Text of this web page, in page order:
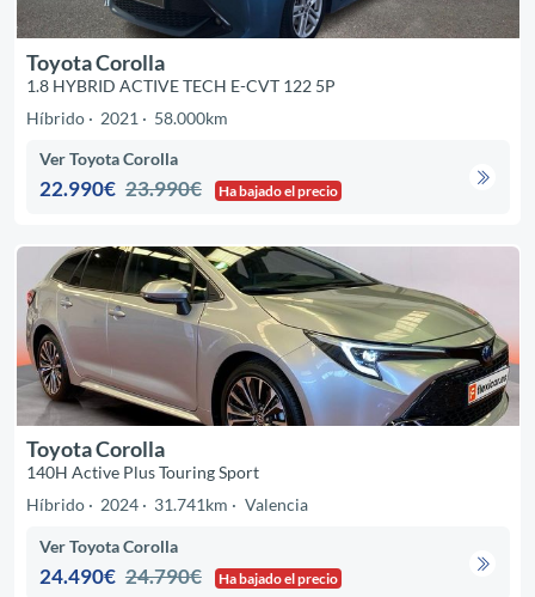
Toyota Corolla
1.8 HYBRID ACTIVE TECH E-CVT 122 5P
Híbrido
2021 58.000km
Ver Toyota Corolla
22.990€ 23.990€ Ha bajado el precio
Toyota Corolla
140H Active Plus Touring Sport
Híbrido
2024 31.741km Valencia
Ver Toyota Corolla
24.490€ 24.790€ Ha bajado el precio